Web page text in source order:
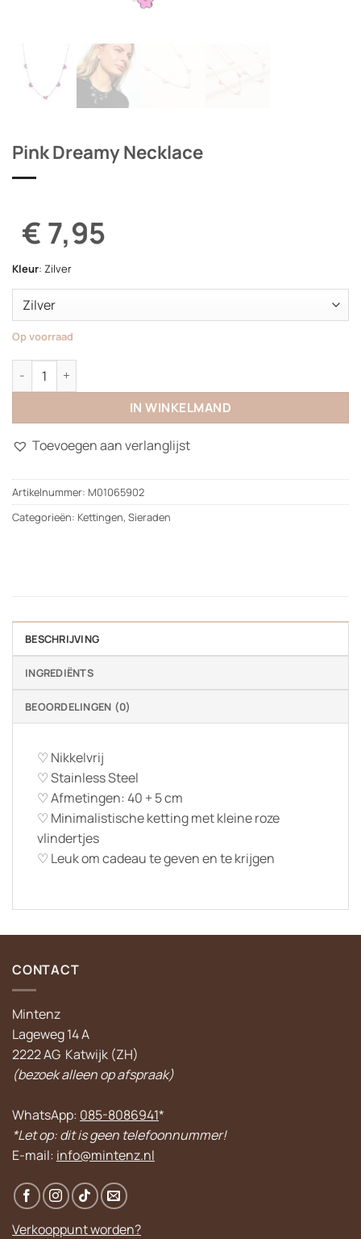
Pink Dreamy Necklace
€ 7,95
Kleur: Zilver
Op voorraad
Pink Dreamy Necklace aantal
IN WINKELMAND
Toevoegen aan verlanglijst
Artikelnummer: M01065902
Categorieën: Kettingen, Sieraden
BESCHRIJVING
INGREDIËNTS
BEOORDELINGEN (0)
♡ Nikkelvrij
♡ Stainless Steel
♡ Afmetingen: 40 + 5 cm
♡ Minimalistische ketting met kleine roze
vlindertjes
♡ Leuk om cadeau te geven en te krijgen
CONTACT
Mintenz
Lageweg 14 A
2222 AG Katwijk (ZH)
(bezoek alleen op afspraak)
WhatsApp: 085-8086941*
*Let op: dit is geen telefoonnummer!
E-mail: info@mintenz.nl
Verkooppunt worden?